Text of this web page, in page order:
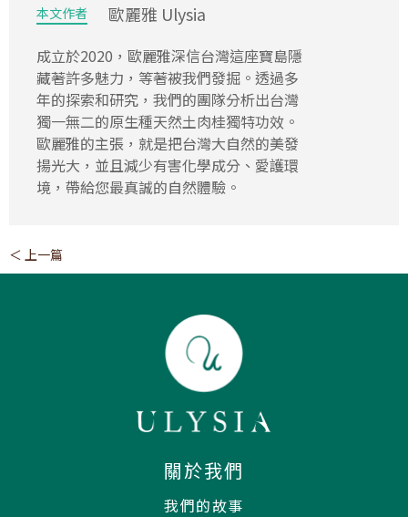
本文作者 歐麗雅 Ulysia
成立於2020，歐麗雅深信台灣這座寶島隱
藏著許多魅力，等著被我們發掘。透過多
年的探索和研究，我們的團隊分析出台灣
獨一無二的原生種天然土肉桂獨特功效。
歐麗雅的主張，就是把台灣大自然的美發
揚光大，並且減少有害化學成分、愛護環
境，帶給您最真誠的自然體驗。
＜ 上一篇
關於我們
我們的故事